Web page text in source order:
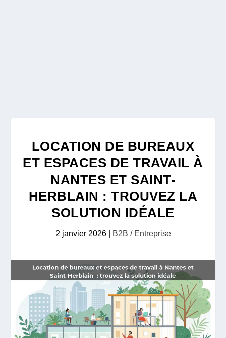
LOCATION DE BUREAUX
ET ESPACES DE TRAVAIL À
NANTES ET SAINT-
HERBLAIN : TROUVEZ LA
SOLUTION IDÉALE
2 janvier 2026| B2B / Entreprise